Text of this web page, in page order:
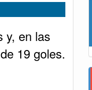
y, en las
19 goles.